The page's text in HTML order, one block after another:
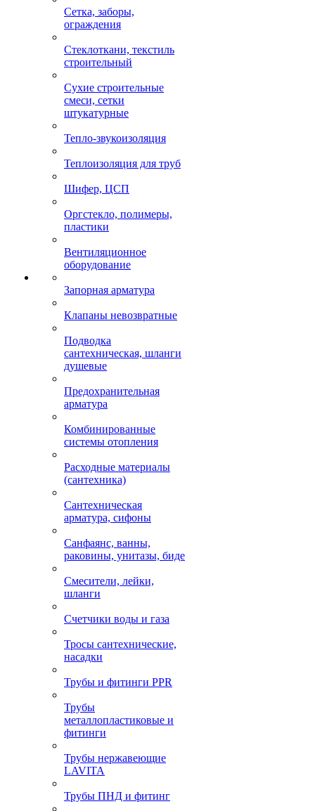
Сетка, заборы,
ограждения
Стеклоткани, текстиль
строительный
Сухие строительные
смеси, сетки
штукатурные
Тепло-звукоизоляция
Теплоизоляция для труб
Шифер, ЦСП
Оргстекло, полимеры,
пластики
Вентиляционное
оборудование
Запорная арматура
Клапаны невозвратные
Подводка
сантехническая, шланги
душевые
Предохранительная
арматура
Комбинированные
системы отопления
Расходные материалы
(сантехника)
Сантехническая
арматура, сифоны
Санфаянс, ванны,
раковины, унитазы, биде
Смесители, лейки,
шланги
Счетчики воды и газа
Тросы сантехнические,
насадки
Трубы и фитинги PPR
Трубы
металлопластиковые и
фитинги
Трубы нержавеющие
LAVITA
Трубы ПНД и фитинг